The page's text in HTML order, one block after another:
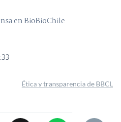
en BioBioChile
Ética y transparencia de BBCL